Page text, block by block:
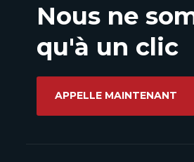
Nous ne
qu'à un clic
APPELLE MAINTENANT